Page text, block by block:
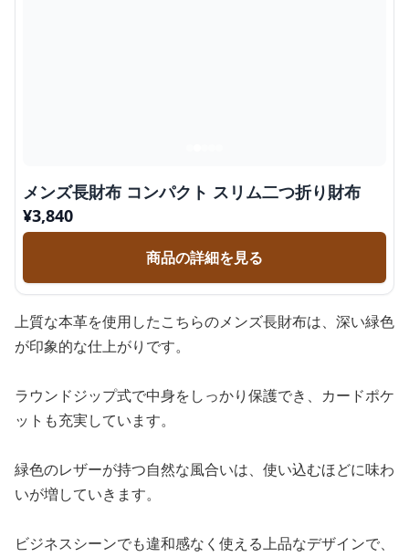
メンズ長財布 コンパクト スリム二つ折り財布
¥3,840
商品の詳細を見る
上質な本革を使用したこちらのメンズ長財布は、深い緑色
が印象的な仕上がりです。
ラウンドジップ式で中身をしっかり保護でき、カードポケ
ットも充実しています。
緑色のレザーが持つ自然な風合いは、使い込むほどに味わ
いが増していきます。
ビジネスシーンでも違和感なく使える上品なデザインで、